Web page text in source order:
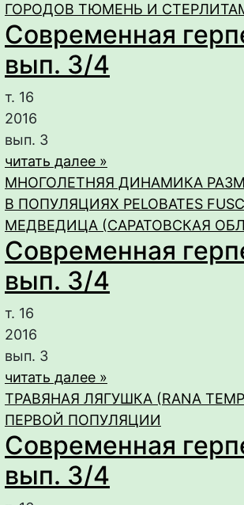
ГОРОДОВ ТЮМЕНЬ И
Современная
вып. 3/4
т. 16
2016
вып. 3
читать далее »
МНОГОЛЕТНЯЯ ДИНАМИКА
В ПОПУЛЯЦИЯХ PELOBATES
МЕДВЕДИЦА (САРАТОВСКАЯ
Современная
вып. 3/4
т. 16
2016
вып. 3
читать далее »
ТРАВЯНАЯ ЛЯГУШКА (RANA
ПЕРВОЙ ПОПУЛЯЦИИ
Современная
вып. 3/4